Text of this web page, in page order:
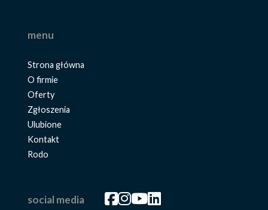
menu
Strona główna
O firmie
Oferty
Zgłoszenia
Ulubione
Kontakt
Rodo
social media Facebook
Facebook
Facebook
Facebook